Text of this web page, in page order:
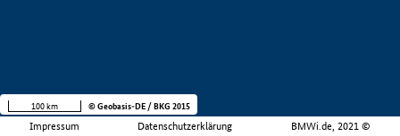
Impressum Datenschutzerklärung BMWi.de, 2021 ©
100 km © Geobasis-DE / BKG 2015